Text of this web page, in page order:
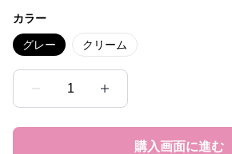
カラー
グレー クリーム
1
購入画面に進む